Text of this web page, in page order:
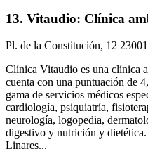
13. Vitaudio: Clínica
Pl. de la Constitución, 12 23001
Clínica Vitaudio es una clínica
cuenta con una puntuación de
gama de servicios médicos
cardiología, psiquiatría,
neurología, logopedia,
digestivo y nutrición y
Linares...